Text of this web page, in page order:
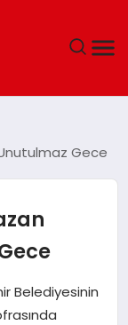
Gece
Belediyesinin